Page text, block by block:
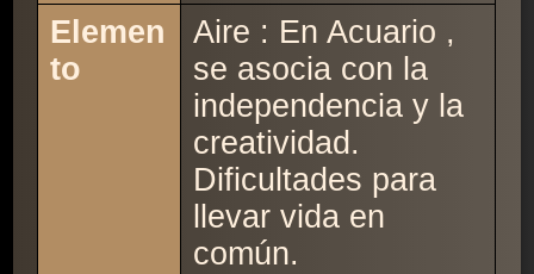
Elemen
to
Aire : En Acuario ,
se asocia con la
independencia y la
creatividad.
Dificultades para
llevar vida en
común.